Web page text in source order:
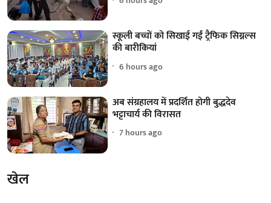
स्कूली बच्चों को सिखाई गईं ट्रैफिक सिग्नल्स
की बारीकियां
6 hours ago
अब संग्रहालय में प्रदर्शित होगी बुद्धदेव
भट्टाचार्य की विरासत
7 hours ago
खेल